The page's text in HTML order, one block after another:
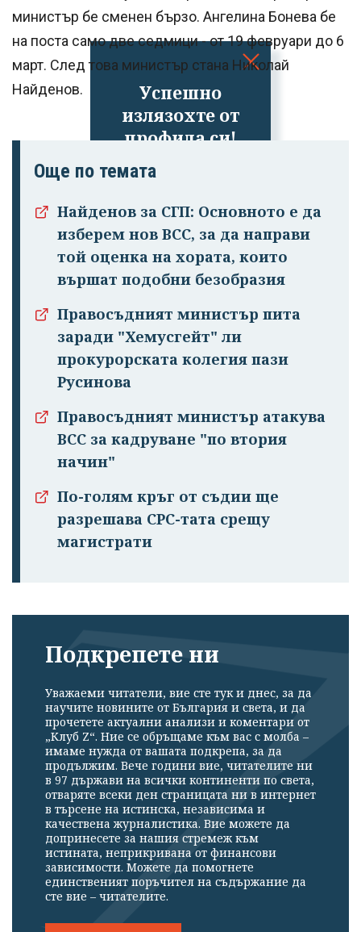
Успешно
излязохте от
профила си!
министър бе сменен бързо. Ангелина Бонева бе
на поста само две седмици - от 19 февруари до 6
март. След това министър стана Николай
Найденов.
Още по темата
Найденов за СГП: Основното е да
изберем нов ВСС, за да направи
той оценка на хората, които
вършат подобни безобразия
Правосъдният министър пита
заради "Хемусгейт" ли
прокурорската колегия пази
Русинова
Правосъдният министър атакува
ВСС за кадруване "по втория
начин"
По-голям кръг от съдии ще
разрешава СРС-тата срещу
магистрати
Подкрепете ни
Уважаеми читатели, вие сте тук и днес, за да
научите новините от България и света, и да
прочетете актуални анализи и коментари от
„Клуб Z“. Ние се обръщаме към вас с молба –
имаме нужда от вашата подкрепа, за да
продължим. Вече години вие, читателите ни
в 97 държави на всички континенти по света,
отваряте всеки ден страницата ни в интернет
в търсене на истинска, независима и
качествена журналистика. Вие можете да
допринесете за нашия стремеж към
истината, неприкривана от финансови
зависимости. Можете да помогнете
единственият поръчител на съдържание да
сте вие – читателите.